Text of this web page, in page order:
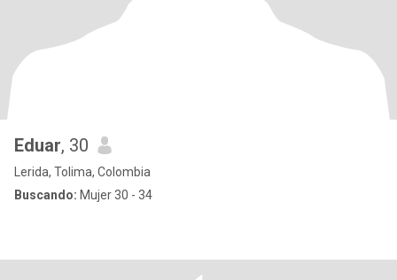
Eduar, 30
Lerida, Tolima, Colombia
Buscando: Mujer 30 - 34